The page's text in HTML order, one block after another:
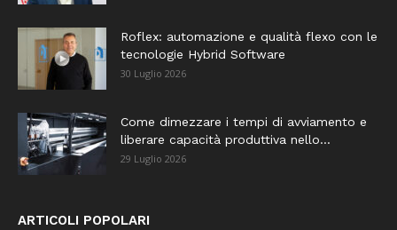
Roflex: automazione e qualità flexo con le
tecnologie Hybrid Software
30 Luglio 2026
Come dimezzare i tempi di avviamento e
liberare capacità produttiva nello...
29 Luglio 2026
ARTICOLI POPOLARI